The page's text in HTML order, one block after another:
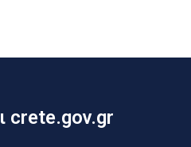
crete.gov.gr